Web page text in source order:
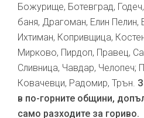
Божурище, Ботевград,
баня, Драгоман, Елин Пелин,
Ихтиман, Копривщица,
Мирково, Пирдоп, Правец,
Сливница, Чавдар, Челопеч;
Ковачевци, Радомир, Трън.
в по-горните общини,
само разходите за гориво.